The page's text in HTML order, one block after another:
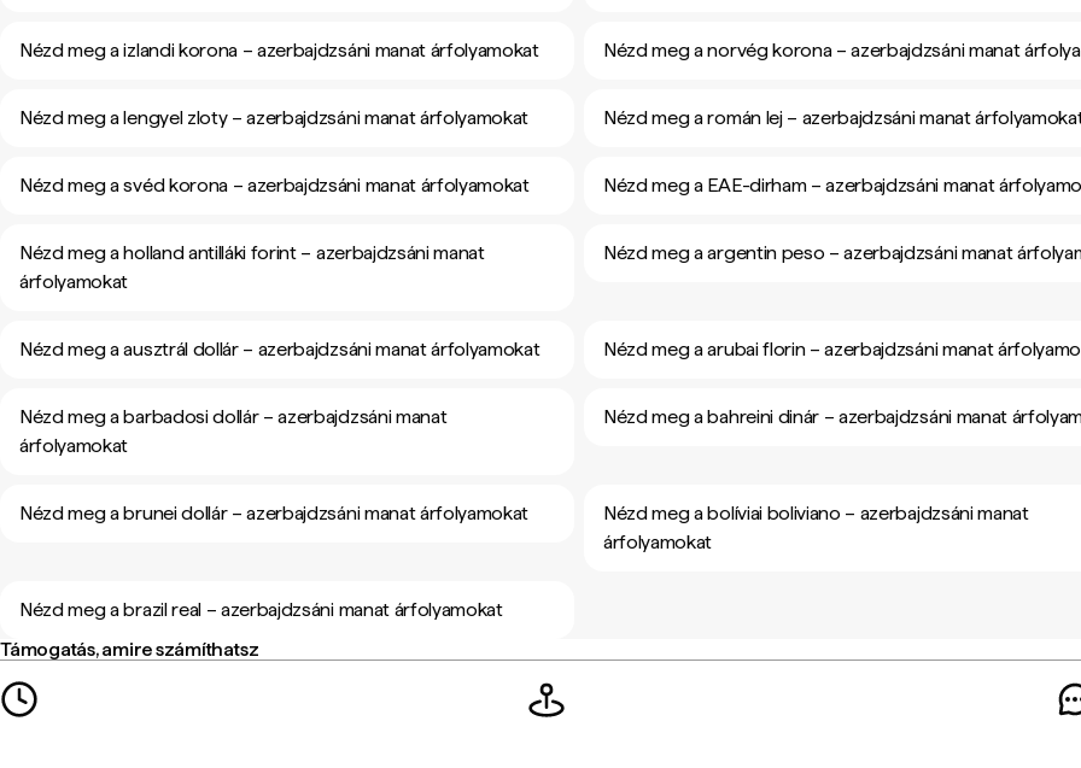
Nézd meg a izlandi korona – azerbajdzsáni manat árfolyamokat Nézd meg a norvég korona – azerbajdzsáni manat
Nézd meg a lengyel zloty – azerbajdzsáni manat árfolyamokat Nézd meg a román lej – azerbajdzsáni manat
Nézd meg a svéd korona – azerbajdzsáni manat árfolyamokat Nézd meg a EAE-dirham – azerbajdzsáni manat
Nézd meg a holland antilláki forint – azerbajdzsáni manat
árfolyamokat
Nézd meg a argentin peso – azerbajdzsáni manat
Nézd meg a ausztrál dollár – azerbajdzsáni manat árfolyamokat Nézd meg a arubai florin – azerbajdzsáni manat
Nézd meg a barbadosi dollár – azerbajdzsáni manat
árfolyamokat
Nézd meg a bahreini dinár – azerbajdzsáni manat
Nézd meg a brunei dollár – azerbajdzsáni manat árfolyamokat
Nézd meg a bolíviai boliviano – azerbajdzsáni manat
árfolyamokat
Nézd meg a brazil real – azerbajdzsáni manat árfolyamokat
Támogatás, amire számíthatsz